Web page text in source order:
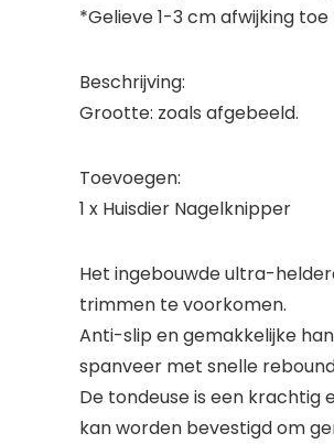
*Gelieve 1-3 cm afwijking
Beschrijving:
Grootte: zoals afgebeeld.
Toevoegen:
1 x Huisdier Nagelknipper
Het ingebouwde ultra-
trimmen te voorkomen.
Anti-slip en gemakkelijke
spanveer met snelle
De tondeuse is een krachtig
kan worden bevestigd om